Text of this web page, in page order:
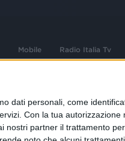
dati personali, come
Con la tua autorizzazione
partner il trattamento
Mobile Radio Italia Tv
Legale: Via Savona 97, 20144 Milano